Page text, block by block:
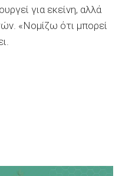
για εκείνη, αλλά
«Νομίζω ότι μπορεί